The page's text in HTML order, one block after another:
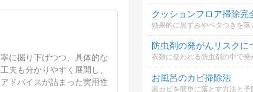
に掘り下げつつ、具体的な
夫も分かりやすく展開し、
ドバイスが詰まった実用性
クッションフロア掃除完
効果的に黒ずみやベタつきを落
防虫剤の発がんリスクに
お風呂のカビ掃除法
黒カビを簡単に落とす方法と予